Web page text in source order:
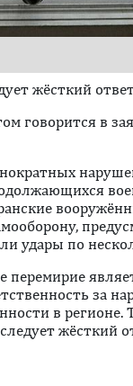
жёсткий
говорится в
удары по
перемирие
за
в регионе.
жёсткий